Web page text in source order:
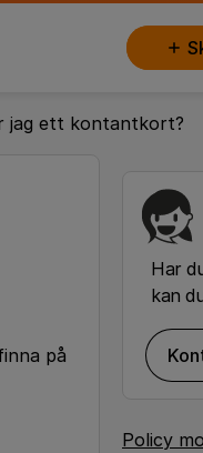
jag ett kontantkort?
på
Har
kan
Policy